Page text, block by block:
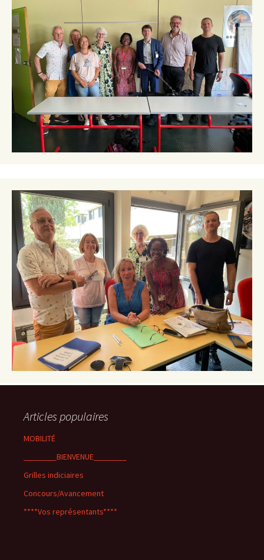
Articles populaires
MOBILITÉ
________BIENVENUE________
Grilles indiciaires
Concours/Avancement
****Vos représentants****